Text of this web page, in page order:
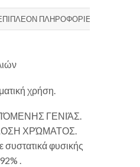
ΠΛΗΡΟΦΟΡΊΕΣ
χρήση.
ΓΕΝΙΆΣ.
ΧΡΏΜΑΤΟΣ.
συστατικά φυσικής
.